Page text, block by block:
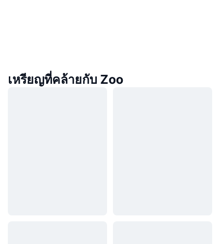
เหรียญที่คล้ายกับ Zoo